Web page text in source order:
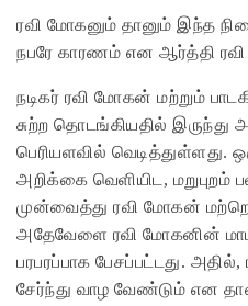
ரவி மோகனும் தானும் இந்த
நபரே காரணம் என ஆர்த்தி ரவி
நடிகர் ரவி மோகன் மற்றும்
சுற்ற தொடங்கியதில்
பெரியளவில் வெடித்துள்ளது.
அறிக்கை வெளியிட, மறுபுறம்
முன்வைத்து ரவி மோகன்
அதேவேளை ரவி மோகனின்
பரபரப்பாக பேசப்பட்டது.
சேர்ந்து வாழ வேண்டும் என